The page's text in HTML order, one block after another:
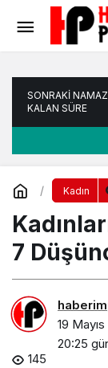
SONRAKİ
KALAN SÜRE
Kadın
7
19
20:25
145